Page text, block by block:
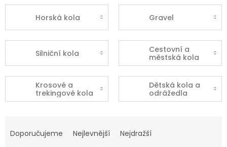
Horská kola Gravel
Silniční kola
Cestovní a
městská kola
Krosové a
trekingové kola
Dětská kola a
odrážedla
aDoporučujeme Nejlevnější
Nejdražší